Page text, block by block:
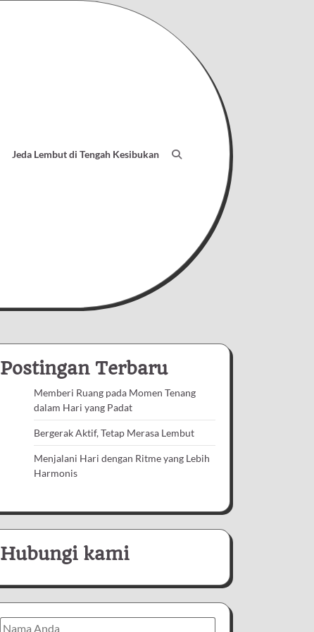
Jeda Lembut di Tengah Kesibukan
Postingan Terbaru
Memberi Ruang pada Momen Tenang
dalam Hari yang Padat
Bergerak Aktif, Tetap Merasa Lembut
Menjalani Hari dengan Ritme yang Lebih
Harmonis
Hubungi kami